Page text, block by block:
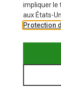
impliquer le
aux États-
Protection